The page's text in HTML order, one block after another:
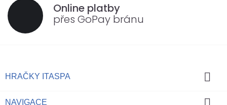
Online platby
přes GoPay bránu
HRAČKY ITASPA 
NAVIGACE